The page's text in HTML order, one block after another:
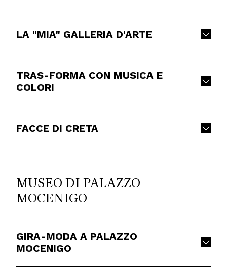
LA "MIA" GALLERIA D'ARTE
TRAS-FORMA CON MUSICA E
COLORI
FACCE DI CRETA
MUSEO DI PALAZZO
MOCENIGO
GIRA-MODA A PALAZZO
MOCENIGO